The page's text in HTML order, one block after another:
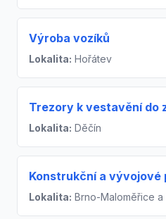
Výroba vozíků
Lokalita: Hořátev
Trezory k vestavění do
Lokalita: Děčín
Konstrukční a vývojové
Lokalita: Brno-Maloměřice a